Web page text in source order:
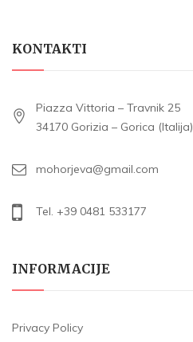
KONTAKTI
Piazza Vittoria – Travnik 25
34170 Gorizia – Gorica (Italija)
mohorjeva@gmail.com
Tel. +39 0481 533177
INFORMACIJE
Privacy Policy